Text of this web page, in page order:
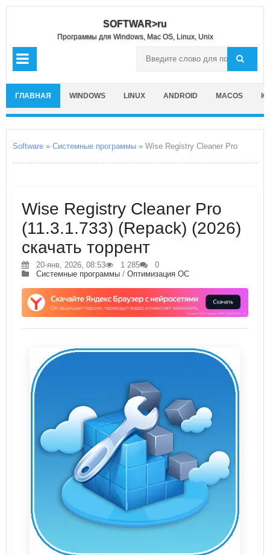
SOFTWAR>ru
Программы для Windows, Mac OS, Linux, Unix
ГЛАВНАЯ WINDOWS LINUX ANDROID MACOS
Software » Системные программы » Wise Registry Cleaner Pro
Wise Registry Cleaner Pro
(11.3.1.733) (Repack) (2026)
скачать торрент
20-янв, 2026, 08:53 1 285
0
Системные программы / Оптимизация ОС